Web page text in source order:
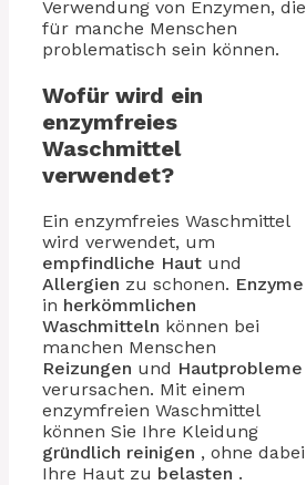
Verwendung von Enzymen, die
für manche Menschen
problematisch sein können.
Wofür wird ein
enzymfreies
Waschmittel
verwendet?
Ein enzymfreies Waschmittel
wird verwendet, um
empfindliche Haut und
Allergien zu schonen. Enzyme
in herkömmlichen
Waschmitteln können bei
manchen Menschen
Reizungen und Hautprobleme
verursachen. Mit einem
enzymfreien Waschmittel
können Sie Ihre Kleidung
gründlich reinigen , ohne dabei
Ihre Haut zu belasten .